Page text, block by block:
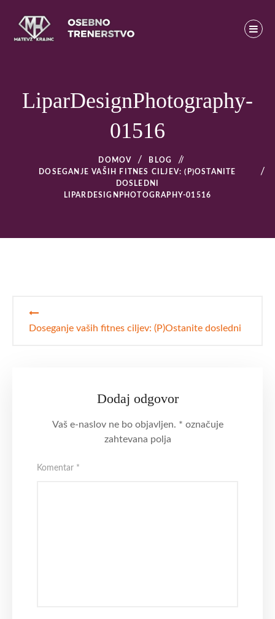
content
LiparDesignPhotography-
01516
DOMOV BLOG
/
DOSEGANJE VAŠIH FITNES CILJEV: (P)OSTANITE
DOSLEDNI
LIPARDESIGNPHOTOGRAPHY-01516
prispevka
Doseganje vaših fitnes ciljev: (P)Ostanite dosledni
Dodaj odgovor
Vaš e-naslov ne bo objavljen. * označuje
zahtevana polja
Komentar *